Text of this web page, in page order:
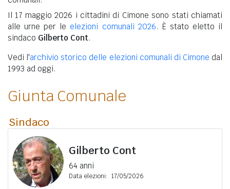
Il 17 maggio 2026 i cittadini di Cimone sono stati chiamati
alle urne per le elezioni comunali 2026. È stato eletto il
sindaco Gilberto Cont.
Vedi l'archivio storico delle elezioni comunali di Cimone dal
1993 ad oggi.
Giunta Comunale
Sindaco
Gilberto Cont
64 anni
Data elezioni: 17/05/2026